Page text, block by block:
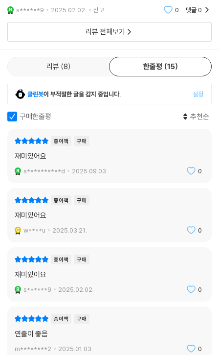
s******9 2025.02.02. 신고 0 댓글0
리뷰 전체보기
리뷰 8 한줄평 15
클린봇이 부적절한 글을 감지 중입니다. 설정
구매한줄평 추천순
종이책 구매
재미있어요
s**********d 2025.09.03. 0
종이책 구매
재미있어요
w****u 2025.03.21. 0
종이책 구매
재미있어요
s******9 2025.02.02. 0
종이책 구매
연출이 좋음
m********2 2025.01.03. 0